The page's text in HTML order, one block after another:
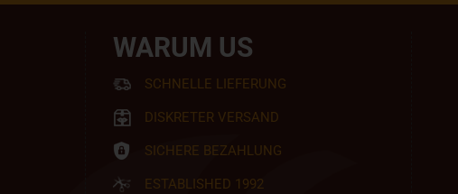
WARUM US
SCHNELLE LIEFERUNG
DISKRETER VERSAND
SICHERE BEZAHLUNG
ESTABLISHED 1992